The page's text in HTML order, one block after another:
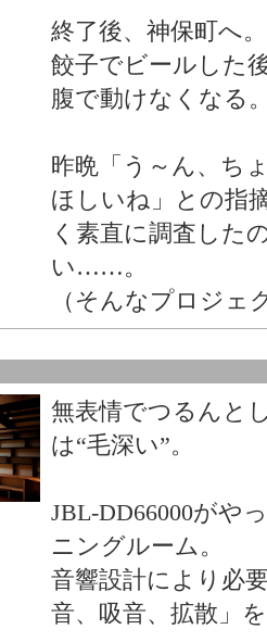
終了後、神保町へ。
餃子でビールした
腹で動けなくなる
昨晩「う～ん、ち
ほしいね」との指
く素直に調査し
い……。
（そんなプロジェ
無表情でつるんと
は“毛深い”。
JBL-DD66000がや
ニングルーム。
音響設計により必
音、吸音、拡散」